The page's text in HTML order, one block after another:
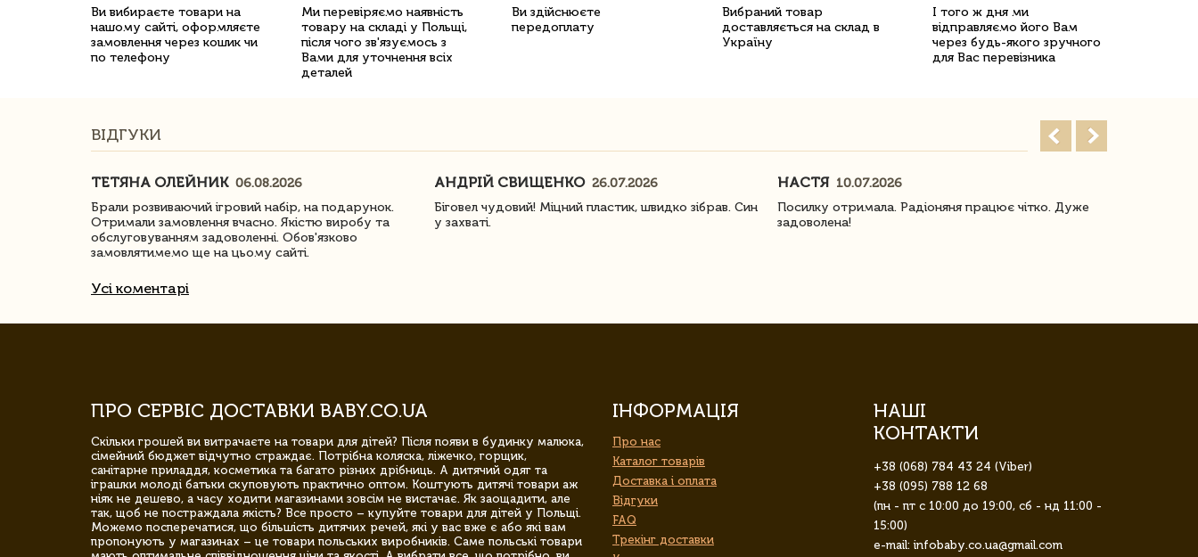
Ви вибираєте товари на
нашому сайті, оформляєте
замовлення через кошик чи
по телефону
Ми перевіряємо наявність
товару на складі у Польщі,
після чого зв'язуємось з
Вами для уточнення всіх
деталей
Ви здійснюєте
передоплату
Вибраний товар
доставляється на склад в
Україну
І того ж дня ми
відправляємо його Вам
через будь-якого зручного
для Вас перевізника
ВІДГУКИ
ТЕТЯНА ОЛЕЙНИК 06.08.2026
Брали розвиваючий ігровий набір, на подарунок.
Отримали замовлення вчасно. Якістю виробу та
обслуговуванням задоволенні. Обов'язково
замовлятимемо ще на цьому сайті.
АНДРІЙ СВИЩЕНКО 26.07.2026
Біговел чудовий! Міцний пластик, швидко зібрав. Син
у захваті.
НАСТЯ 10.07.2026
Посилку отримала. Радіоняня працює чітко. Дуже
задоволена!
Усі коментарі
ПРО СЕРВІС ДОСТАВКИ BABY.CO.UA
Скільки грошей ви витрачаєте на товари для дітей? Після появи в будинку малюка,
сімейний бюджет відчутно страждає. Потрібна коляска, ліжечко, горщик,
санітарне приладдя, косметика та багато різних дрібниць. А дитячий одяг та
іграшки молоді батьки скуповують практично оптом. Коштують дитячі товари аж
ніяк не дешево, а часу ходити магазинами зовсім не вистачає. Як заощадити, але
так, щоб не постраждала якість? Все просто – купуйте товари для дітей у Польщі.
Можемо посперечатися, що більшість дитячих речей, які у вас вже є або які вам
пропонують у магазинах – це товари польських виробників. Саме польські товари
ІНФОРМАЦІЯ
Про нас
Каталог товарів
Доставка і оплата
Відгуки
FAQ
Трекінг доставки
НАШІ
КОНТАКТИ
+38 (068) 784 43 24 (Viber)
+38 (095) 788 12 68
(пн - пт с 10:00 до 19:00, сб - нд 11:00 -
15:00)
e-mail: infobaby.co.ua@gmail.com